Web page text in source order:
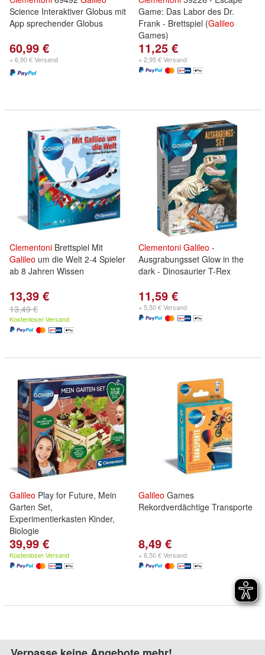
Science Interaktiver Globus mit
App sprechender Globus
60,99 €
+ 6,90 € Versand
Game: Das Labor des Dr.
Frank - Brettspiel (Galileo
Games)
11,25 €
+ 2,95 € Versand
Clementoni Brettspiel Mit
Galileo um die Welt 2-4 Spieler
ab 8 Jahren Wissen
13,39 €
13,49 €
Kostenloser Versand
Clementoni Galileo -
Ausgrabungsset Glow in the
dark - Dinosaurier T-Rex
11,59 €
+ 5,50 € Versand
Galileo Play for Future, Mein
Garten Set,
Experimentierkasten Kinder,
Biologie
39,99 €
Kostenloser Versand
Galileo Games
Rekordverdächtige Transporte
8,49 €
+ 6,50 € Versand